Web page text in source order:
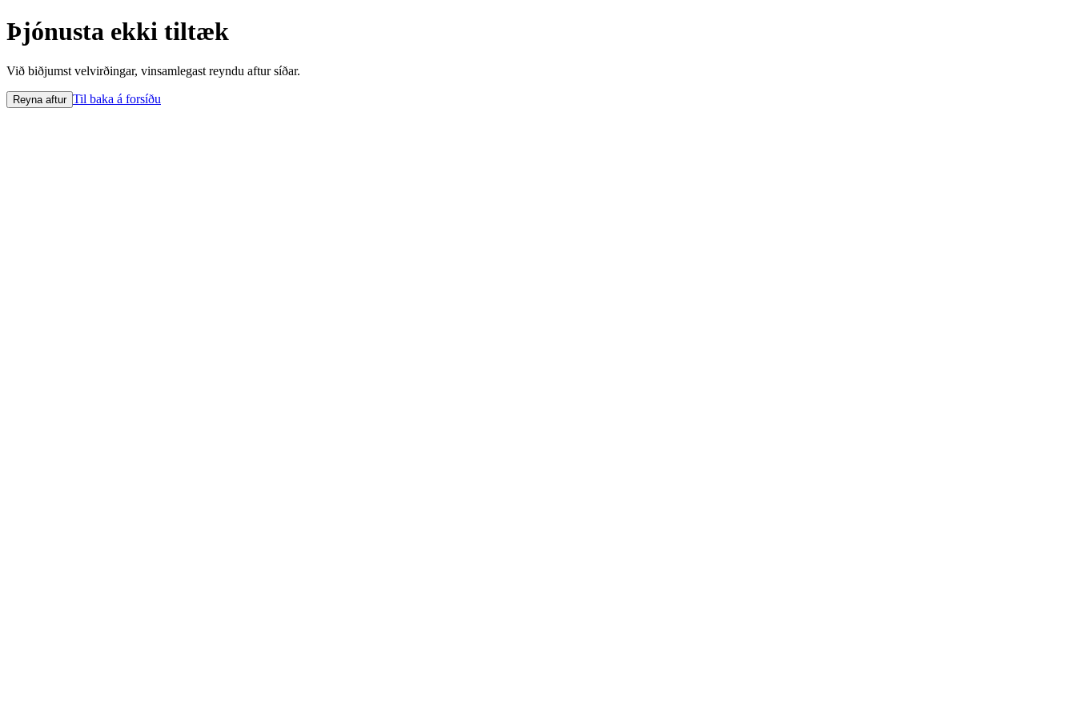
Þjónusta ekki tiltæk
Við biðjumst velvirðingar, vinsamlegast reyndu aftur síðar.
Reyna aftur Til baka á forsíðu